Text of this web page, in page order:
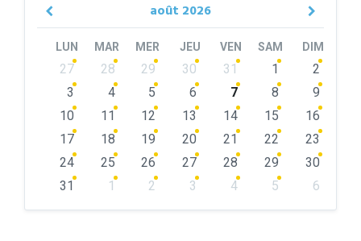
août 2026
Previous
LUN MAR MER JEU VEN SAM DIM
Skip
calendar
27 28 29 30 31 1
2
3
4 5 6 7 8
9
10
11 12 13 14 15
16
17
18 19 20 21 22
23
24
25 26 27 28 29
30
31
1 2 3 4 5
6